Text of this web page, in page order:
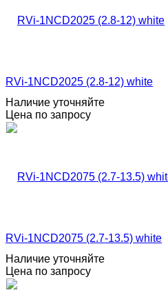
RVi-1NCD2025 (2.8-12) white
Наличие уточняйте
Цена по запросу
RVi-1NCD2075 (2.7-13.5) white
Наличие уточняйте
Цена по запросу